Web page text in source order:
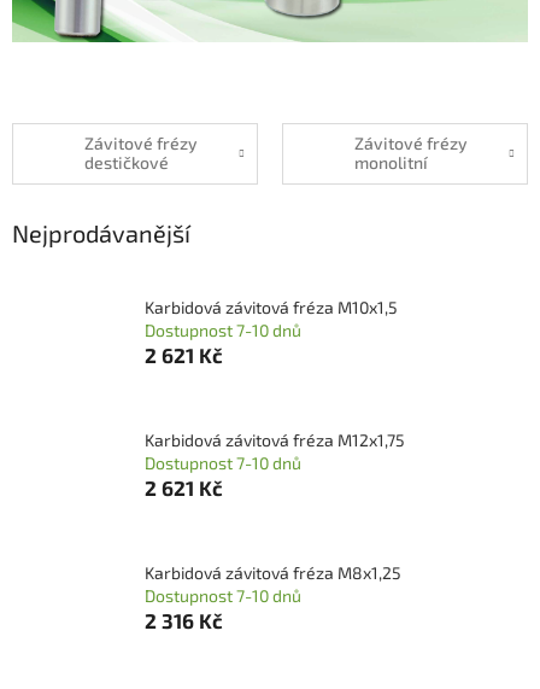
Závitové frézy
destičkové
Závitové frézy
monolitní
Nejprodávanější
Karbidová závitová fréza M10x1,5
Dostupnost 7-10 dnů
2 621 Kč
Karbidová závitová fréza M12x1,75
Dostupnost 7-10 dnů
2 621 Kč
Karbidová závitová fréza M8x1,25
Dostupnost 7-10 dnů
2 316 Kč